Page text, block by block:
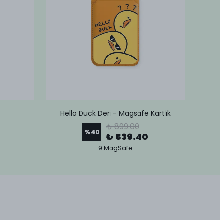
Hello Duck Deri - Magsafe Kartlık
%40 ₺ 899.00
₺ 539.40
9 MagSafe